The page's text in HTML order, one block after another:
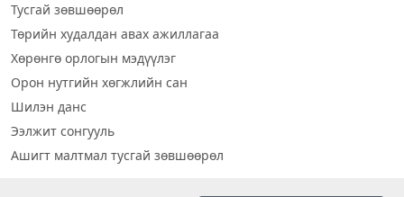
Тусгай зөвшөөрөл
Төрийн худалдан авах ажиллагаа
Хөрөнгө орлогын мэдүүлэг
Орон нутгийн хөгжлийн сан
Шилэн данс
Ээлжит сонгууль
Ашигт малтмал тусгай зөвшөөрөл